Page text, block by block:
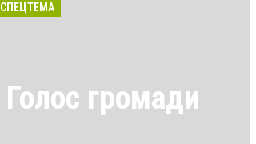
СПЕЦТЕМА
Голос громади